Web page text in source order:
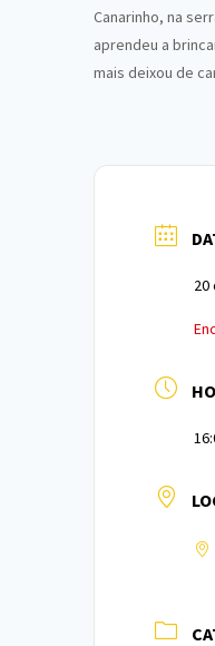
Canarinho, na
aprendeu a
mais deixou de
20